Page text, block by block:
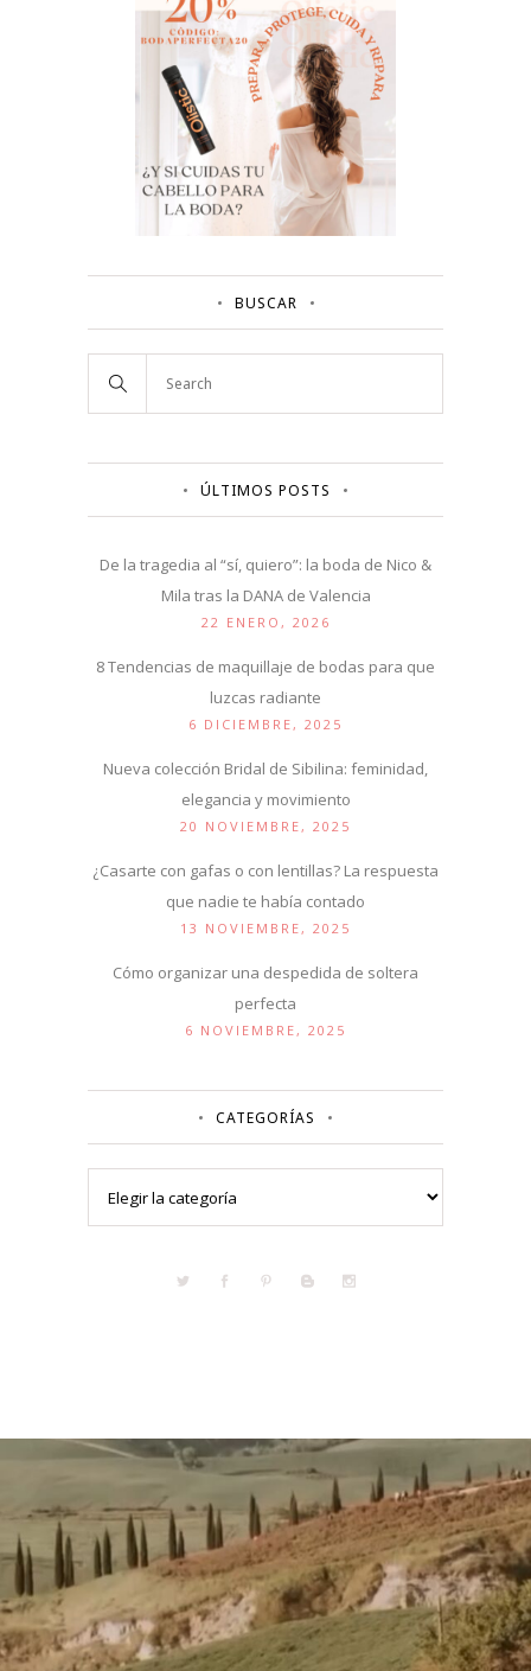
BUSCAR
ÚLTIMOS POSTS
De la tragedia al “sí, quiero”: la boda de Nico &
Mila tras la DANA de Valencia
22 ENERO, 2026
8 Tendencias de maquillaje de bodas para que
luzcas radiante
6 DICIEMBRE, 2025
Nueva colección Bridal de Sibilina: feminidad,
elegancia y movimiento
20 NOVIEMBRE, 2025
¿Casarte con gafas o con lentillas? La respuesta
que nadie te había contado
13 NOVIEMBRE, 2025
Cómo organizar una despedida de soltera
perfecta
6 NOVIEMBRE, 2025
CATEGORÍAS